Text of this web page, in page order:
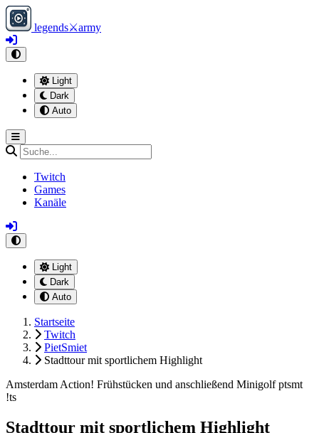
legends⚔army
Light
Dark
Auto
Twitch
Games
Kanäle
Light
Dark
Auto
Startseite
Twitch
PietSmiet
Stadttour mit sportlichem Highlight
Amsterdam Action! Frühstücken und anschließend Minigolf ptsmt
!ts
Stadttour mit sportlichem Highlight